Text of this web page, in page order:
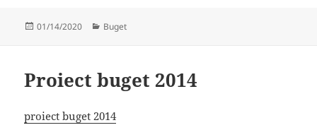
Publicat
01/14/2020 Categorii
Buget
Proiect buget 2014
proiect buget 2014